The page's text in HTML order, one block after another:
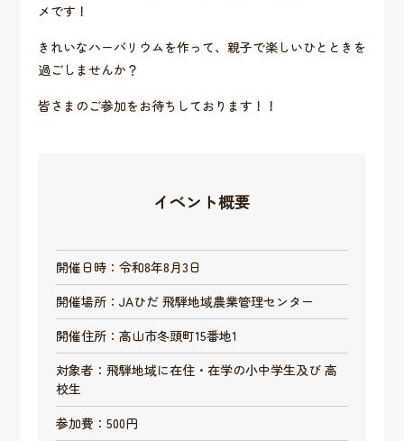
メです！
きれいなハーバリウムを作って、親子で楽しいひとときを
過ごしませんか？
皆さまのご参加をお待ちしております！！
イベント概要
開催日時：令和8年8月3日
開催場所：JAひだ 飛騨地域農業管理センター
開催住所：高山市冬頭町15番地1
対象者：飛騨地域に在住・在学の小中学生及び 高
校生
参加費：500円